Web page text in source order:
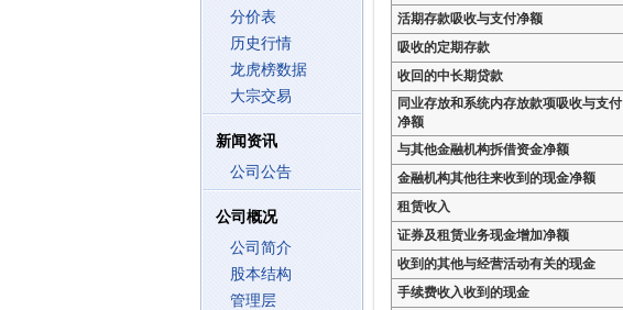
分价表
历史行情
龙虎榜数据
大宗交易
新闻资讯
公司公告
公司概况
公司简介
股本结构
管理层
活期存款吸收与支付净额
吸收的定期存款
收回的中长期贷款
同业存放和系统内存放款项吸收与支付
净额
与其他金融机构拆借资金净额
金融机构其他往来收到的现金净额
租赁收入
证券及租赁业务现金增加净额
收到的其他与经营活动有关的现金
手续费收入收到的现金